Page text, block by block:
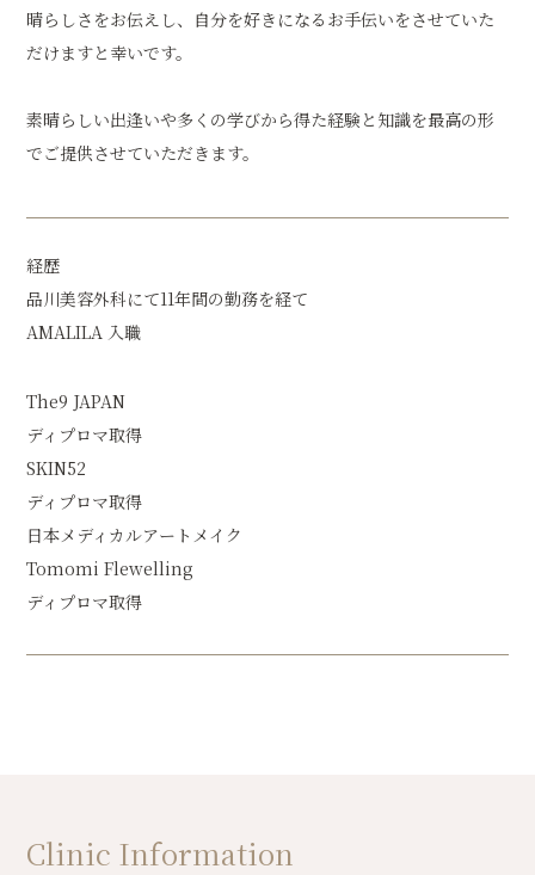
晴らしさをお伝えし、自分を好きになるお手伝いをさせていた
だけますと幸いです。
素晴らしい出逢いや多くの学びから得た経験と知識を最高の形
でご提供させていただきます。
経歴
品川美容外科にて11年間の勤務を経て
AMALILA 入職
The9 JAPAN
ディプロマ取得
SKIN52
ディプロマ取得
日本メディカルアートメイク
Tomomi Flewelling
ディプロマ取得
Clinic Information